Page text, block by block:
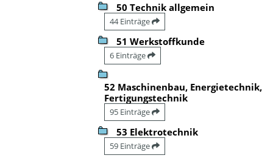
50 Technik allgemein
44 Einträge
51 Werkstoffkunde
6 Einträge
52 Maschinenbau, Energietechnik,
Fertigungstechnik
95 Einträge
53 Elektrotechnik
59 Einträge